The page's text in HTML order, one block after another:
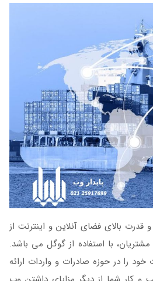
قدرت بالای فضای آنلاین و اینترنت از
با استفاده از گوگل می باشد.
را در حوزه صادرات و واردات ارائه